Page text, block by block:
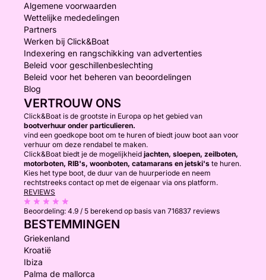
Algemene voorwaarden
Wettelijke mededelingen
Partners
Werken bij Click&Boat
Indexering en rangschikking van advertenties
Beleid voor geschillenbeslechting
Beleid voor het beheren van beoordelingen
Blog
VERTROUW ONS
Click&Boat is de grootste in Europa op het gebied van
bootverhuur onder particulieren.
vind een goedkope boot om te huren of biedt jouw boot aan voor
verhuur om deze rendabel te maken.
Click&Boat biedt je de mogelijkheid jachten, sloepen, zeilboten,
motorboten, RIB's, woonboten, catamarans en jetski's te huren.
Kies het type boot, de duur van de huurperiode en neem
rechtstreeks contact op met de eigenaar via ons platform.
REVIEWS
Beoordeling: 4.9 / 5 berekend op basis van 716837 reviews
BESTEMMINGEN
Griekenland
Kroatië
Ibiza
Palma de mallorca